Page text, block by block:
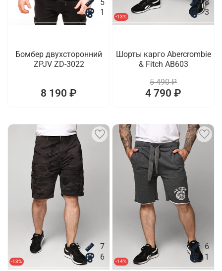
5
1
Бомбер двухсторонний
ZPJV ZD-3022
8 190 ₽
-13%
8
3
Шорты карго Abercrombie
& Fitch AB603
5 490 ₽
4 790 ₽
-13%
7
6
-14%
6
1